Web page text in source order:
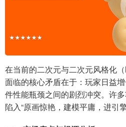
在当前的二次元与二次元风格化
面临的核心矛盾在于：玩家日益
件性能瓶颈之间的剧烈冲突。许
陷入“原画惊艳，建模平庸，进引擎